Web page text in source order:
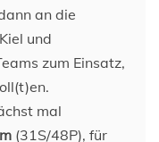
an die
und
zum Einsatz,
mal
(31S/48P), für